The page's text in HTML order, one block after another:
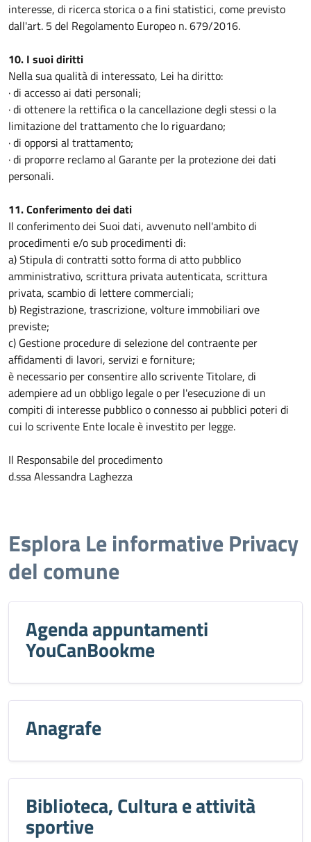
interesse, di ricerca storica o a fini statistici, come previsto
dall'art. 5 del Regolamento Europeo n. 679/2016.
10. I suoi diritti
Nella sua qualità di interessato, Lei ha diritto:
· di accesso ai dati personali;
· di ottenere la rettifica o la cancellazione degli stessi o la
limitazione del trattamento che lo riguardano;
· di opporsi al trattamento;
· di proporre reclamo al Garante per la protezione dei dati
personali.
11. Conferimento dei dati
Il conferimento dei Suoi dati, avvenuto nell'ambito di
procedimenti e/o sub procedimenti di:
a) Stipula di contratti sotto forma di atto pubblico
amministrativo, scrittura privata autenticata, scrittura
privata, scambio di lettere commerciali;
b) Registrazione, trascrizione, volture immobiliari ove
previste;
c) Gestione procedure di selezione del contraente per
affidamenti di lavori, servizi e forniture;
è necessario per consentire allo scrivente Titolare, di
adempiere ad un obbligo legale o per l'esecuzione di un
compiti di interesse pubblico o connesso ai pubblici poteri di
cui lo scrivente Ente locale è investito per legge.
Il Responsabile del procedimento
d.ssa Alessandra Laghezza
Esplora Le informative Privacy
del comune
Agenda appuntamenti
YouCanBookme
Anagrafe
Biblioteca, Cultura e attività
sportive